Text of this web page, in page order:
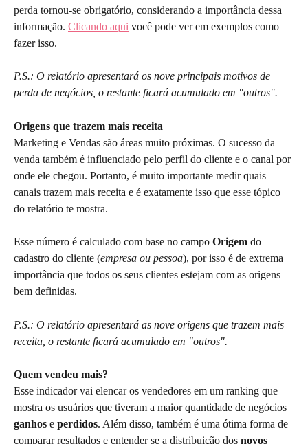
perda tornou-se obrigatório, considerando a importância dessa
informação. Clicando aqui você pode ver em exemplos como
fazer isso.
P.S.: O relatório apresentará os nove principais motivos de
perda de negócios, o restante ficará acumulado em "outros".
Origens que trazem mais receita
Marketing e Vendas são áreas muito próximas. O sucesso da
venda também é influenciado pelo perfil do cliente e o canal por
onde ele chegou. Portanto, é muito importante medir quais
canais trazem mais receita e é exatamente isso que esse tópico
do relatório te mostra.
Esse número é calculado com base no campo Origem do
cadastro do cliente (empresa ou pessoa), por isso é de extrema
importância que todos os seus clientes estejam com as origens
bem definidas.
P.S.: O relatório apresentará as nove origens que trazem mais
receita, o restante ficará acumulado em "outros".
Quem vendeu mais?
Esse indicador vai elencar os vendedores em um ranking que
mostra os usuários que tiveram a maior quantidade de negócios
ganhos e perdidos. Além disso, também é uma ótima forma de
comparar resultados e entender se a distribuição dos novos